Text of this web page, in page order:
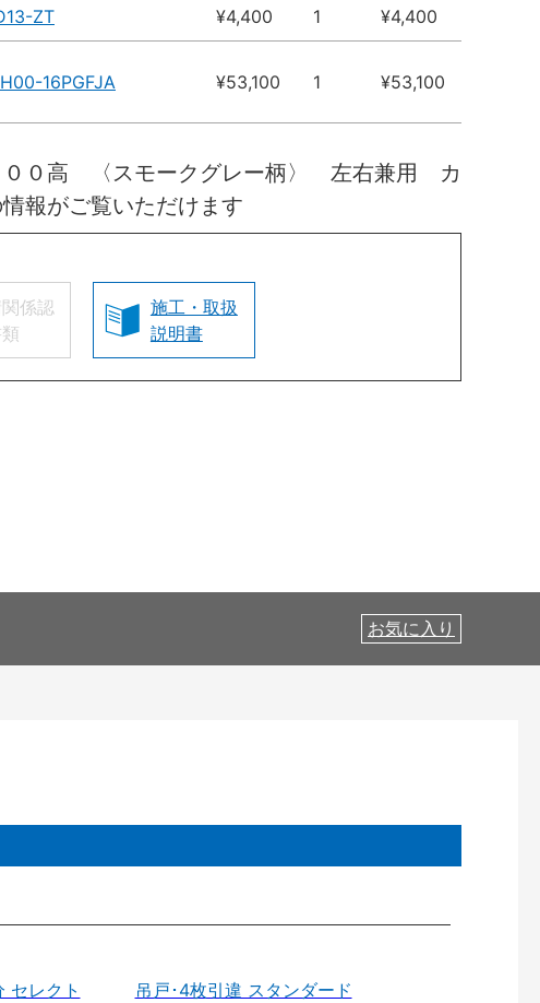
ZT ¥4,400 1 ¥4,400
16PGFJA ¥53,100 1 ¥53,100
０高 〈スモークグレー柄〉 左右兼用 カ
報がご覧いただけます
係認
施工・取扱
説明書
お気に入り
セレクト 吊戸･4枚引違 スタンダード